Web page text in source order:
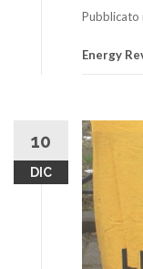
Pubblicato
Energy
10
DIC